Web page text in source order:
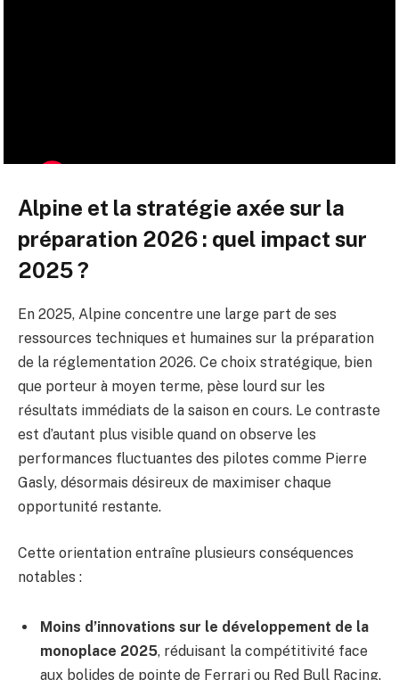
Alpine et la stratégie axée sur la
préparation 2026 : quel impact sur
2025 ?
En 2025, Alpine concentre une large part de ses
ressources techniques et humaines sur la préparation
de la réglementation 2026. Ce choix stratégique, bien
que porteur à moyen terme, pèse lourd sur les
résultats immédiats de la saison en cours. Le contraste
est d’autant plus visible quand on observe les
performances fluctuantes des pilotes comme Pierre
Gasly, désormais désireux de maximiser chaque
opportunité restante.
Cette orientation entraîne plusieurs conséquences
notables :
Moins d’innovations sur le développement de la
monoplace 2025, réduisant la compétitivité face
aux bolides de pointe de Ferrari ou Red Bull Racing.